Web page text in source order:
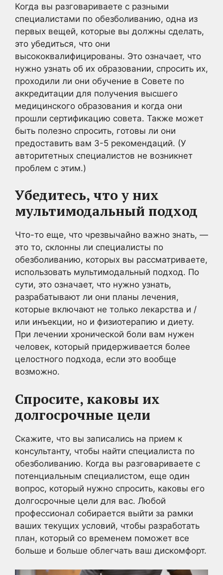
Когда вы разговариваете с разными
специалистами по обезболиванию, одна из
первых вещей, которые вы должны сделать,
это убедиться, что они
высококвалифицированы. Это означает, что
нужно узнать об их образовании, спросить их,
проходили ли они обучение в Совете по
аккредитации для получения высшего
медицинского образования и когда они
прошли сертификацию совета. Также может
быть полезно спросить, готовы ли они
предоставить вам 3-5 рекомендаций. (У
авторитетных специалистов не возникнет
проблем с этим.)
Убедитесь, что у них
мультимодальный подход
Что-то еще, что чрезвычайно важно знать, —
это то, склонны ли специалисты по
обезболиванию, которых вы рассматриваете,
использовать мультимодальный подход. По
сути, это означает, что нужно узнать,
разрабатывают ли они планы лечения,
которые включают не только лекарства и /
или инъекции, но и физиотерапию и диету.
При лечении хронической боли вам нужен
человек, который придерживается более
целостного подхода, если это вообще
возможно.
Спросите, каковы их
долгосрочные цели
Скажите, что вы записались на прием к
консультанту, чтобы найти специалиста по
обезболиванию. Когда вы разговариваете с
потенциальным специалистом, еще один
вопрос, который нужно спросить, каковы его
долгосрочные цели для вас. Любой
профессионал собирается выйти за рамки
ваших текущих условий, чтобы разработать
план, который со временем поможет все
больше и больше облегчать ваш дискомфорт.